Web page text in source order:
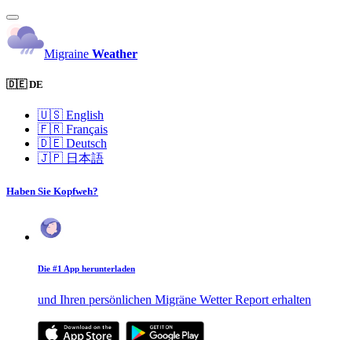
Migraine Weather
🇩🇪 DE
🇺🇸 English
🇫🇷 Français
🇩🇪 Deutsch
🇯🇵 日本語
Haben Sie Kopfweh?
Die #1 App herunterladen
und Ihren persönlichen Migräne Wetter Report erhalten